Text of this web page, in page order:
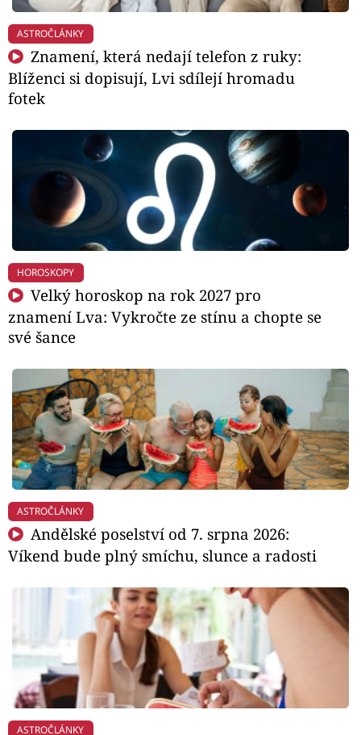
ASTROČLÁNKY
Znamení, která nedají telefon z ruky:
Blíženci si dopisují, Lvi sdílejí hromadu
fotek
HOROSKOPY
Velký horoskop na rok 2027 pro
znamení Lva: Vykročte ze stínu a chopte se
své šance
ASTROČLÁNKY
Andělské poselství od 7. srpna 2026:
Víkend bude plný smíchu, slunce a radosti
ASTROČLÁNKY